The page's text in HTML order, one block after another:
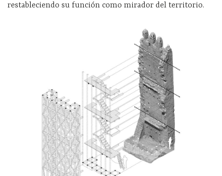
restableciendo su función como mirador del territorio.